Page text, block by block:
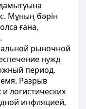
Мұның бәрін
ғана,
рыночной
нужд
период.
Разрыв
логистических
инфляцией,